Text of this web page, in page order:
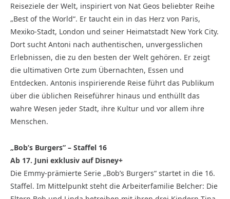
Reiseziele der Welt, inspiriert von Nat Geos beliebter Reihe
„Best of the World“. Er taucht ein in das Herz von Paris,
Mexiko-Stadt, London und seiner Heimatstadt New York City.
Dort sucht Antoni nach authentischen, unvergesslichen
Erlebnissen, die zu den besten der Welt gehören. Er zeigt
die ultimativen Orte zum Übernachten, Essen und
Entdecken. Antonis inspirierende Reise führt das Publikum
über die üblichen Reiseführer hinaus und enthüllt das
wahre Wesen jeder Stadt, ihre Kultur und vor allem ihre
Menschen.
„Bob’s Burgers” – Staffel 16
Ab 17. Juni exklusiv auf Disney+
Die Emmy-prämierte Serie „Bob’s Burgers“ startet in die 16.
Staffel. Im Mittelpunkt steht die Arbeiterfamilie Belcher: Die